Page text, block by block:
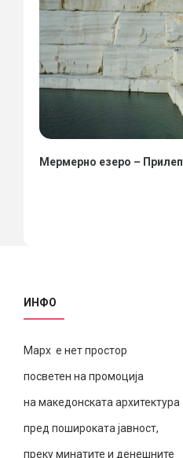
Мермерно езеро – Прилеп
ИНФО
Марх е нет простор
посветен на промоција
на македонската архитектура
пред пошироката јавност,
преку минатите и денешните